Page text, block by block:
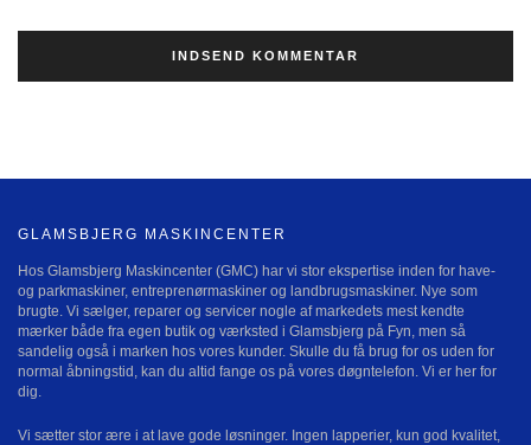
GLAMSBJERG MASKINCENTER
Hos Glamsbjerg Maskincenter (GMC) har vi stor ekspertise inden for have-
og parkmaskiner, entreprenørmaskiner og landbrugsmaskiner. Nye som
brugte. Vi sælger, reparer og servicer nogle af markedets mest kendte
mærker både fra egen butik og værksted i Glamsbjerg på Fyn, men så
sandelig også i marken hos vores kunder. Skulle du få brug for os uden for
normal åbningstid, kan du altid fange os på vores døgntelefon. Vi er her for
dig.
Vi sætter stor ære i at lave gode løsninger. Ingen lapperier, kun god kvalitet,